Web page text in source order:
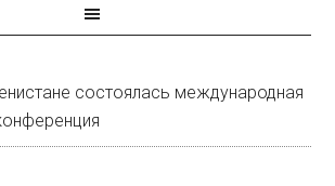
состоялась международная